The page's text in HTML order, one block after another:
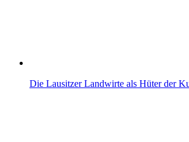
Die Lausitzer Landwirte als Hüter der